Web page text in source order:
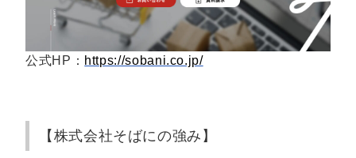
公式HP： https://sobani.co.jp/
【株式会社そばにの強み】